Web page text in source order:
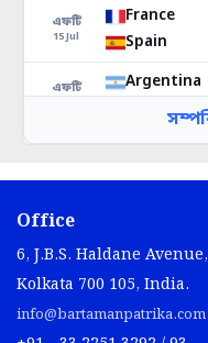
Office
6, J.B.S. Haldane Avenue,
Kolkata 700 105, India.
info@bartamanpatrika.com